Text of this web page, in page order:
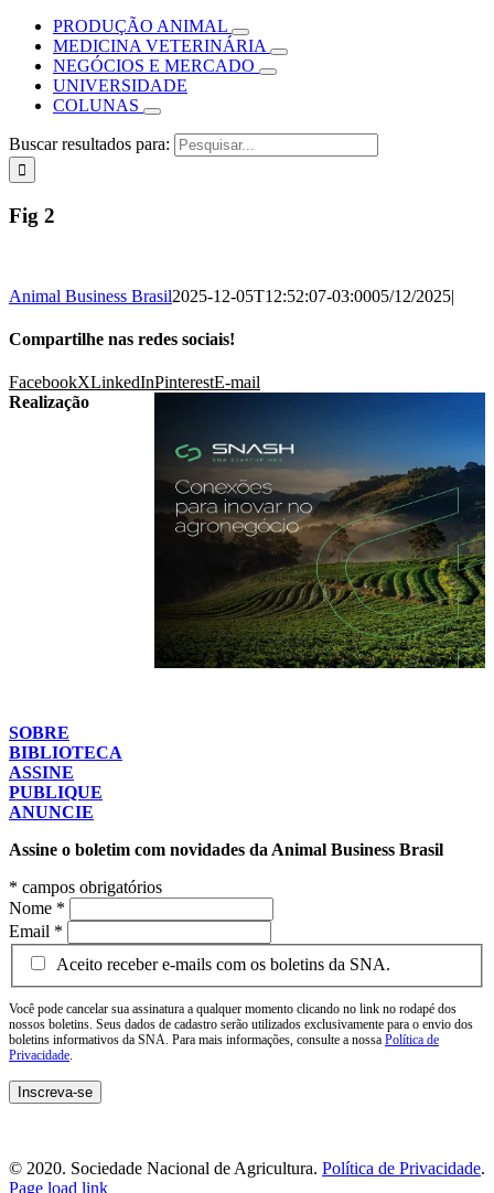
PRODUÇÃO ANIMAL
MEDICINA VETERINÁRIA
NEGÓCIOS E MERCADO
UNIVERSIDADE
COLUNAS
Buscar resultados para:
Fig 2
Animal Business Brasil2025-12-05T12:52:07-03:0005/12/2025|
Compartilhe nas redes sociais!
FacebookXLinkedInPinterestE-mail
Realização
SOBRE
BIBLIOTECA
ASSINE
PUBLIQUE
ANUNCIE
Assine o boletim com novidades da Animal Business Brasil
* campos obrigatórios
Nome *
Email *
Aceito receber e-mails com os boletins da SNA.
Você pode cancelar sua assinatura a qualquer momento clicando no link no rodapé dos
nossos boletins. Seus dados de cadastro serão utilizados exclusivamente para o envio dos
boletins informativos da SNA. Para mais informações, consulte a nossa Política de
Privacidade.
© 2020. Sociedade Nacional de Agricultura. Política de Privacidade.
Page load link